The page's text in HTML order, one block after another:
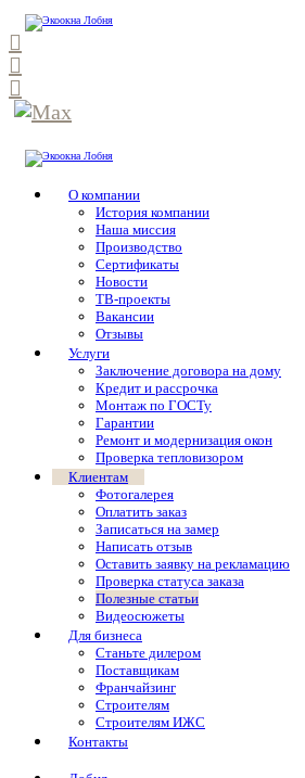
О компании
История компании
Наша миссия
Производство
Сертификаты
Новости
ТВ-проекты
Вакансии
Отзывы
Услуги
Заключение договора на дому
Кредит и рассрочка
Монтаж по ГОСТу
Гарантии
Ремонт и модернизация окон
Проверка тепловизором
Клиентам
Фотогалерея
Оплатить заказ
Записаться на замер
Написать отзыв
Оставить заявку на рекламацию
Проверка статуса заказа
Полезные статьи
Видеосюжеты
Для бизнеса
Станьте дилером
Поставщикам
Франчайзинг
Строителям
Строителям ИЖС
Контакты